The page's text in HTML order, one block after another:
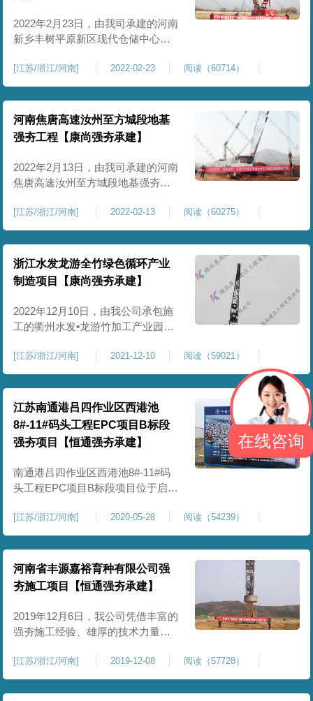
2022年2月23日，由我司承建的河南
新乡丰树平原新区现代仓储中心地
落下了该项目的第一锤。 该项目位
于河南省新乡市平原新区，平原示
范区谋划建设中部冷链物流港，目
前多家知名企业投资建设的物流项
目已开工建设，力争三到五年形成
千亿级
[江苏/浙江/河南] 2022-02-23 阅读（60714）
河南焦唐高速汝州至方城段地基
强夯工程【康尚强夯承建】
2022年2月13日，由我司承建的河南
焦唐高速汝州至方城段地基强夯工
汝州市，，需进行强夯处理的总施
工面积约70000㎡。按图纸施工，夯
击能1000KN.m-4000KN.m。施工完
成后，A/B区地基承载力特征值
≥130KPa，C区地基承载力特征值
≥100KPa。
[江苏/浙江/河南] 2022-02-13 阅读（60275）
浙江水发龙游全竹绿色循环产业
制造项目【康尚强夯承建】
2022年12月10日，由我公司承包施
工的衢州水发•龙游竹加工产业园
目位于浙江省衢州市，工程规模:总
占地面积约二十多万平方米，本项
目强夯区域为原始地形的填方区，
强夯面积约十多万平方米。该项目
从12月10日开始进场施工，该项目
属于边填方边施工，给施工增加了
难度，所以现场工人们都抓紧时间
[江苏/浙江/河南] 2021-12-10 阅读（59021）
江苏南通港吕四作业区西港池
8#-11#码头工程EPC项目B标段
强夯项目【恒通强夯承建】
南通港吕四作业区西港池8#-11#码
头工程EPC项目B标段项目位于启东
号，建设单位是中交第四航务工程
局有限公司，受其委托，我公司承
担了该场地的强夯加固处理。我公
司项目经理与5月21日前往项目地进
行考察，与业主代表在施工方案上
进行了详细的交谈。在多次考察及
公司研究，我公司对本项目的
[江苏/浙江/河南] 2020-05-28 阅读（54239）
河南省丰源嘉裕育种有限公司强
夯施工项目【恒通强夯承建】
2019年12月6日，我公司凭借丰富的
强夯施工经验、雄厚的技术力量和
源嘉裕育种有限公司强夯施工项
目。该项目因为施工周期短，时间
紧而受到领导的重视，总部迅速成
[江苏/浙江/河南] 2019-12-08 阅读（57728）
在线咨询